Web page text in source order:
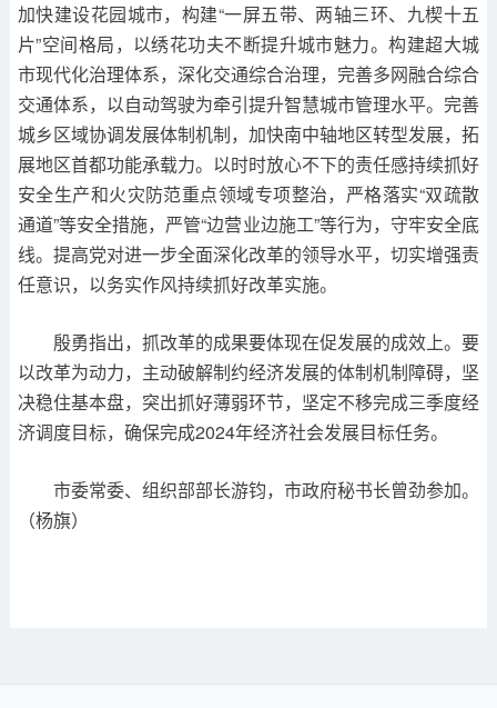
加快建设花园城市，构建“一屏五带、两轴三环、九楔十五
片”空间格局，以绣花功夫不断提升城市魅力。构建超大城
市现代化治理体系，深化交通综合治理，完善多网融合综合
交通体系，以自动驾驶为牵引提升智慧城市管理水平。完善
城乡区域协调发展体制机制，加快南中轴地区转型发展，拓
展地区首都功能承载力。以时时放心不下的责任感持续抓好
安全生产和火灾防范重点领域专项整治，严格落实“双疏散
通道”等安全措施，严管“边营业边施工”等行为，守牢安全底
线。提高党对进一步全面深化改革的领导水平，切实增强责
任意识，以务实作风持续抓好改革实施。
殷勇指出，抓改革的成果要体现在促发展的成效上。要
以改革为动力，主动破解制约经济发展的体制机制障碍，坚
决稳住基本盘，突出抓好薄弱环节，坚定不移完成三季度经
济调度目标，确保完成2024年经济社会发展目标任务。
市委常委、组织部部长游钧，市政府秘书长曾劲参加。
（杨旗）